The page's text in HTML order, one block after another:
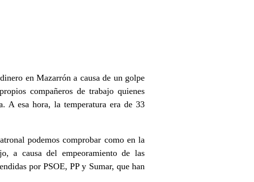
en Mazarrón a causa de un golpe
compañeros de trabajo quienes
A esa hora, la temperatura era de 33
podemos comprobar como en la
a causa del empeoramiento de las
por PSOE, PP y Sumar, que han